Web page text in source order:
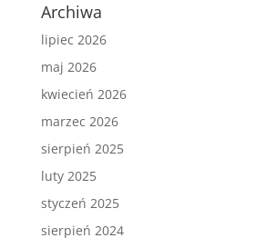
Archiwa
lipiec 2026
maj 2026
kwiecień 2026
marzec 2026
sierpień 2025
luty 2025
styczeń 2025
sierpień 2024